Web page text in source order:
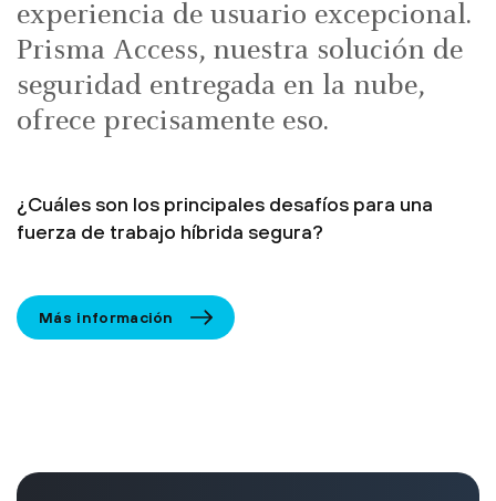
experiencia de usuario excepcional.
Prisma Access, nuestra solución de
seguridad entregada en la nube,
ofrece precisamente eso.
¿Cuáles son los principales desafíos para una
fuerza de trabajo híbrida segura?
Más información